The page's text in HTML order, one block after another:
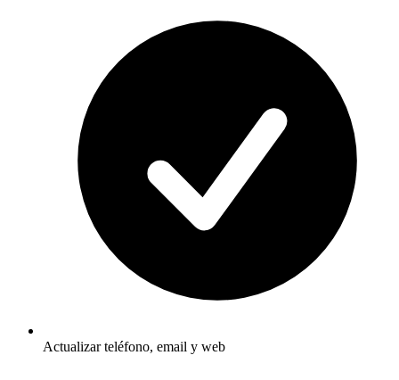
Actualizar teléfono, email y web